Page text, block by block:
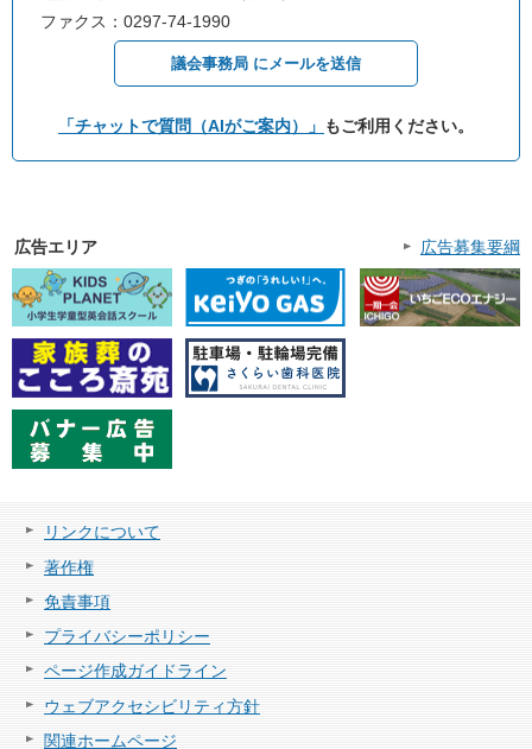
ファクス：0297-74-1990
議会事務局 にメールを送信
「チャットで質問（AIがご案内）」 もご利用ください。
広告エリア 広告募集要綱
リンクについて
著作権
免責事項
プライバシーポリシー
ページ作成ガイドライン
ウェブアクセシビリティ方針
関連ホームページ